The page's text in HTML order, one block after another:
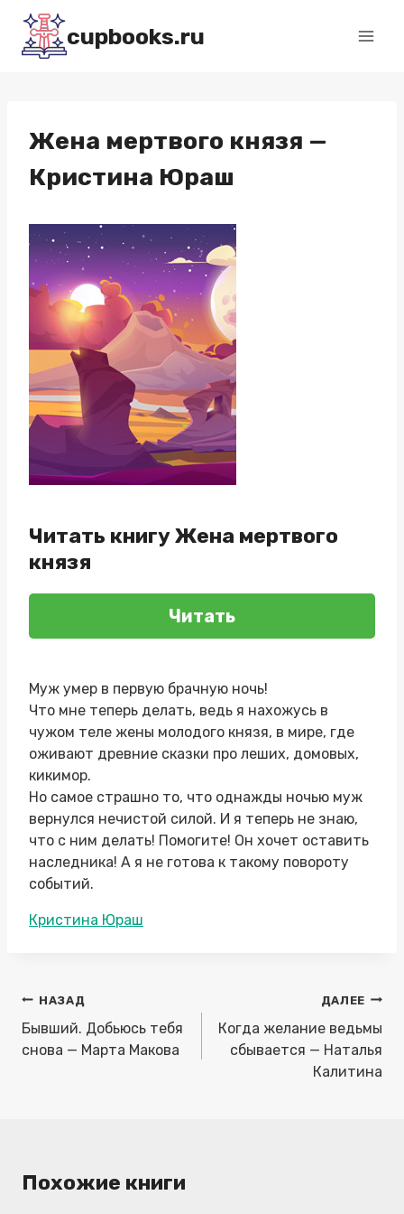
Перейти
содержимому
cupbooks.ru
Жена мертвого князя —
Кристина Юраш
Читать книгу Жена мертвого
князя
Читать
Муж умер в первую брачную ночь!
Что мне теперь делать, ведь я нахожусь в
чужом теле жены молодого князя, в мире, где
оживают древние сказки про леших, домовых,
кикимор.
Но самое страшно то, что однажды ночью муж
вернулся нечистой силой. И я теперь не знаю,
что с ним делать! Помогите! Он хочет оставить
наследника! А я не готова к такому повороту
событий.
Метки
Кристина Юраш
Навигация
по
записям
НАЗАД
Бывший. Добьюсь тебя
снова — Марта Макова
ДАЛЕЕ
Когда желание ведьмы
сбывается — Наталья
Калитина
Похожие книги